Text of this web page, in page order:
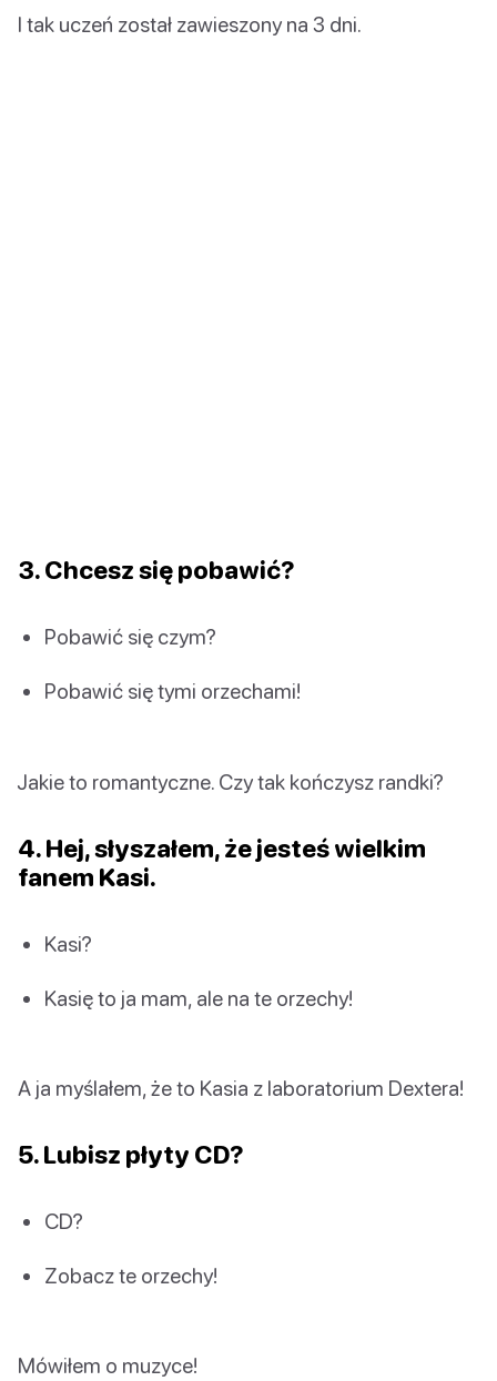
I tak uczeń został zawieszony na 3 dni.
3. Chcesz się pobawić?
Pobawić się czym?
Pobawić się tymi orzechami!
Jakie to romantyczne. Czy tak kończysz randki?
4. Hej, słyszałem, że jesteś wielkim
fanem Kasi.
Kasi?
Kasię to ja mam, ale na te orzechy!
A ja myślałem, że to Kasia z laboratorium Dextera!
5. Lubisz płyty CD?
CD?
Zobacz te orzechy!
Mówiłem o muzyce!